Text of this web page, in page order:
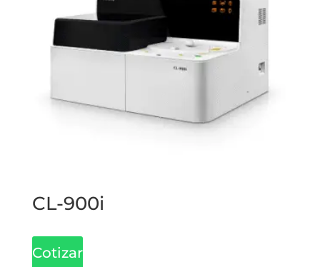
CL-900i
Cotizar